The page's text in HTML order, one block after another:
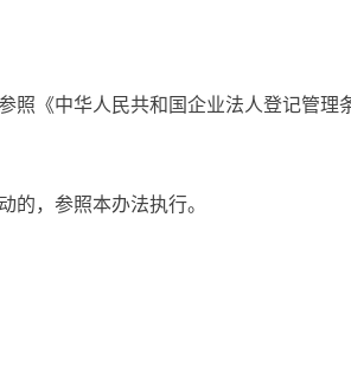
照《中华人民共和国企业法人登记管理
的，参照本办法执行。